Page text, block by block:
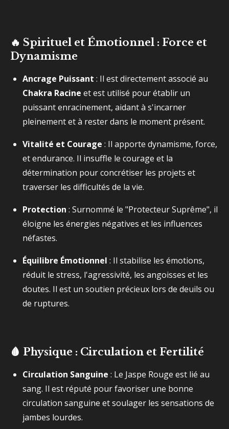
🔥 Spirituel et Émotionnel : Force et
Dynamisme
Ancrage Puissant : Il est directement associé au
Chakra Racine et est utilisé pour établir un
puissant enracinement, aidant à s'incarner
pleinement et à rester dans le moment présent.
Vitalité et Courage : Il apporte dynamisme, force,
et endurance. Il insuffle le courage et la
détermination pour concrétiser les projets et
traverser les difficultés de la vie.
Protection : Surnommé le "Protecteur Suprême", il
éloigne les énergies négatives et les influences
néfastes.
Équilibre Émotionnel : Il stabilise les émotions,
réduit le stress, l'agressivité, les angoisses et les
doutes. Il est un soutien précieux lors de deuils ou
de ruptures.
🩸 Physique : Circulation et Fertilité
Circulation Sanguine : Le Jaspe Rouge est lié au
sang. Il est réputé pour favoriser une bonne
circulation sanguine et soulager les sensations de
jambes lourdes.